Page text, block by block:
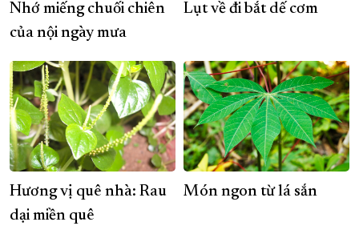
Nhớ miếng chuối chiên
của nội ngày mưa
Lụt về đi bắt dế cơm
Hương vị quê nhà: Rau
dại miền quê
Món ngon từ lá sắn